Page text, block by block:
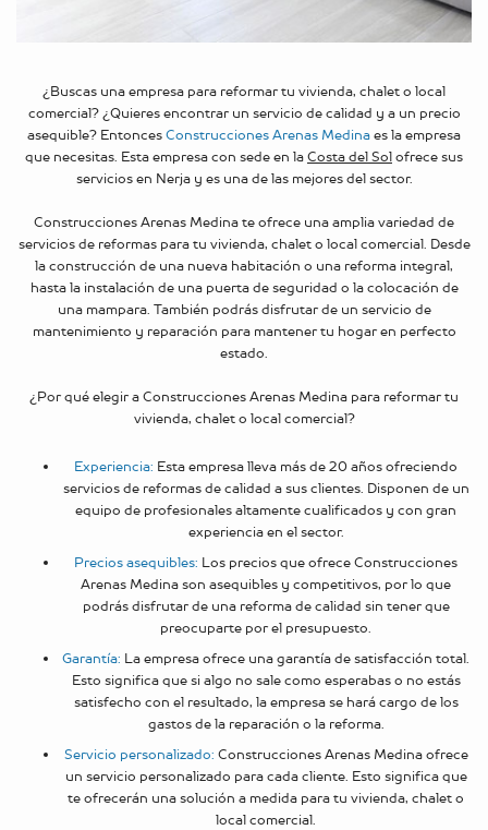
¿Buscas una empresa para reformar tu vivienda, chalet o local
comercial? ¿Quieres encontrar un servicio de calidad y a un precio
asequible? EntoncesConstrucciones Arenas Medinaes la empresa
que necesitas. Esta empresa con sede en laCosta del Solofrece sus
servicios en Nerja y es una de las mejores del sector.
Construcciones Arenas Medina te ofrece una amplia variedad de
servicios de reformas para tu vivienda, chalet o local comercial. Desde
la construcción de una nueva habitación o una reforma integral,
hasta la instalación de una puerta de seguridad o la colocación de
una mampara. También podrás disfrutar de un servicio de
mantenimiento y reparación para mantener tu hogar en perfecto
estado.
¿Por qué elegir a Construcciones Arenas Medina para reformar tu
vivienda, chalet o local comercial?
Experiencia: Esta empresa lleva más de 20 años ofreciendo
servicios de reformas de calidad a sus clientes. Disponen de un
equipo de profesionales altamente cualificados y con gran
experiencia en el sector.
Precios asequibles: Los precios que ofrece Construcciones
Arenas Medina son asequibles y competitivos, por lo que
podrás disfrutar de una reforma de calidad sin tener que
preocuparte por el presupuesto.
Garantía: La empresa ofrece una garantía de satisfacción total.
Esto significa que si algo no sale como esperabas o no estás
satisfecho con el resultado, la empresa se hará cargo de los
gastos de la reparación o la reforma.
Servicio personalizado: Construcciones Arenas Medina ofrece
un servicio personalizado para cada cliente. Esto significa que
te ofrecerán una solución a medida para tu vivienda, chalet o
local comercial.